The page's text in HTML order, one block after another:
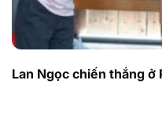
Lan Ngọc chiến thắng